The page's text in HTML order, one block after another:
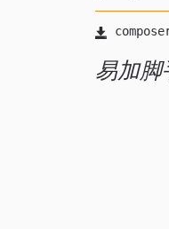
易加